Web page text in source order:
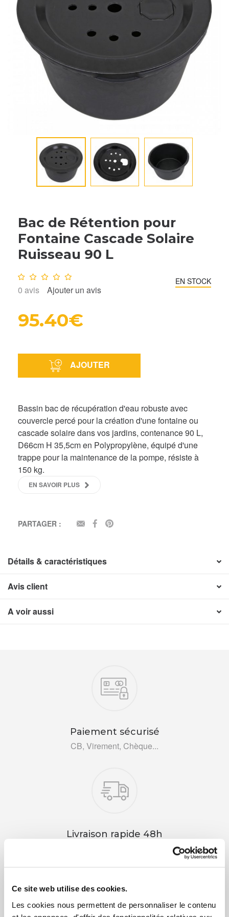
Ce site web utilise des cookies.
Les cookies nous permettent de personnaliser le contenu
Bac de Rétention pour
Fontaine Cascade Solaire
Ruisseau 90 L
Note : 0/10
0 avis Ajouter un avis
EN STOCK
95.40€
AJOUTER
Bassin bac de récupération d'eau robuste avec
couvercle percé pour la création d'une fontaine ou
cascade solaire dans vos jardins, contenance 90 L,
D66cm H 35,5cm en Polypropylène, équipé d'une
trappe pour la maintenance de la pompe, résiste à
150 kg.
EN SAVOIR PLUS
PARTAGER : EMAILFACEBOOK
Détails & caractéristiques
Avis client
A voir aussi
Paiement sécurisé
CB, Virement, Chèque...
Livraison rapide 48h